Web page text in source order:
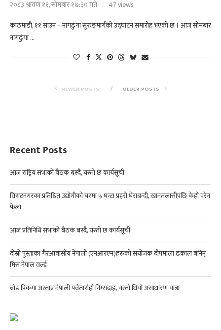
२०८३ श्रावण ११, सोमबार १७:३० गते
47 views
काठमाडाैं, ११ साउन – नागढुंगा सुरुङमार्गको उद्घाटन समारोह भएको छ । आज सोमबार
नागढुंगा …
NEWER POSTS OLDER POSTS
Recent Posts
आज राष्ट्रिय सभाको बैठक बस्दै, यस्तो छ कार्यसूची
विराटनगरका प्रतिष्ठित उद्योगीको घरमा ५ घन्टा प्रहरी घेराबन्दी, खानतलासीपछि केही परेन
फेला
आज प्रतिनिधि सभाको बैठक बस्दै, यस्तो छ कार्यसूची
दोस्रो पुस्ताका गैरआवासीय नेपाली (एनआरएन)हरूको संयोजक दीपमाला ढकाल बनिन्
मिस नेपाल वर्ल्ड
ब्रोड पिकमा अस्ताए नेपाली पर्वतारोही निम्सदाइ, यस्तो थियो असाधारण यात्रा